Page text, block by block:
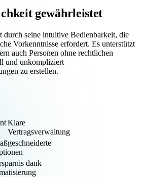
gewährleistet
seine intuitive Bedienbarkeit, die
Vorkenntnisse erfordert. Es unterstützt
auch Personen ohne rechtlichen
und unkompliziert
zu erstellen.
Klare
Vertragsverwaltung
dank